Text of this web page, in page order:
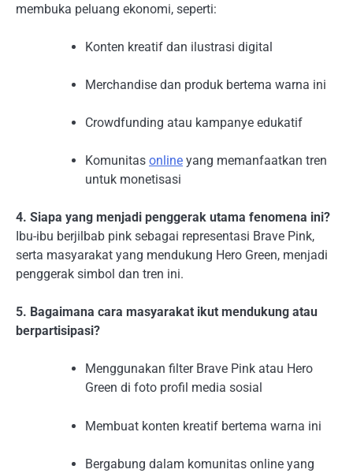
membuka peluang ekonomi, seperti:
Konten kreatif dan ilustrasi digital
Merchandise dan produk bertema warna ini
Crowdfunding atau kampanye edukatif
Komunitas online yang memanfaatkan tren
untuk monetisasi
4. Siapa yang menjadi penggerak utama fenomena ini?
Ibu-ibu berjilbab pink sebagai representasi Brave Pink,
serta masyarakat yang mendukung Hero Green, menjadi
penggerak simbol dan tren ini.
5. Bagaimana cara masyarakat ikut mendukung atau
berpartisipasi?
Menggunakan filter Brave Pink atau Hero
Green di foto profil media sosial
Membuat konten kreatif bertema warna ini
Bergabung dalam komunitas online yang